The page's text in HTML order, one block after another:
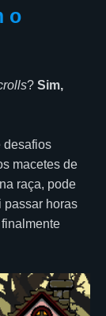
o
? Sim,
desafios
macetes de
raça, pode
passar horas